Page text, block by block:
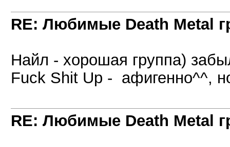
RE: Любимые Death Metal
Найл - хорошая группа)
Fuck Shit Up - афигенно^^,
RE: Любимые Death Metal